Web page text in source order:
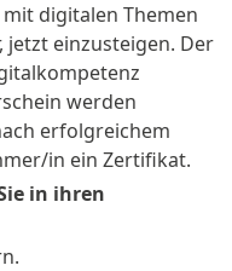
digitalen Themen
jetzt einzusteigen. Der
werden
erfolgreichem
in ein Zertifikat.
in ihren